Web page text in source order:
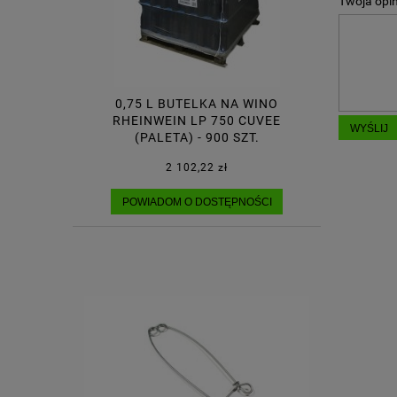
0,75 L BUTELKA NA WINO
RHEINWEIN LP 750 CUVEE
(PALETA) - 900 SZT.
2 102,22 zł
POWIADOM O DOSTĘPNOŚCI
WYŚLIJ